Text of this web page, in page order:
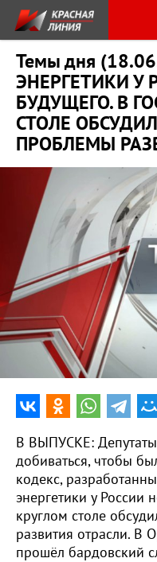
Темы дня
ЭНЕРГЕТИКИ У
БУДУЩЕГО. В
СТОЛЕ
ПРОБЛЕМЫ
0:00
В ВЫПУСКЕ:
добиваться, чтобы
кодекс,
энергетики у России
круглом столе
развития отрасли. В
прошёл бардовский